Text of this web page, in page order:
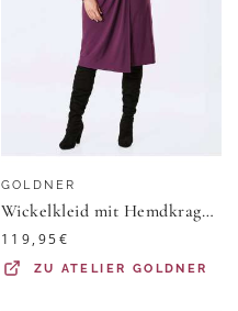
GOLDNER
Wickelkleid mit Hemdkragen - aubergine - Gr. 42 von Goldner Fashion
119,95€
ZU ATELIER GOLDNER